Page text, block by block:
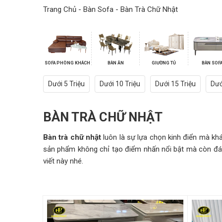
Trang Chủ - Bàn Sofa - Bàn Trà Chữ Nhật
SOFA PHÒNG KHÁCH BÀN ĂN GIƯỜNG TỦ BÀN
Dưới 5 Triệu Dưới 10 Triệu Dưới 15 Triệu
BÀN TRÀ CHỮ NHẬT
Bàn trà chữ nhật luôn là sự lựa chọn kinh điển mà
sản phẩm không chỉ tạo điểm nhấn nổi bật mà còn
viết này nhé.